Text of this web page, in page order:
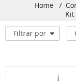
Home /
Kit
Filtrar por